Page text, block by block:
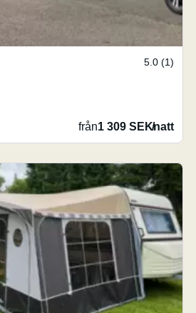
5.0 (1)
från1 309 SEK/natt